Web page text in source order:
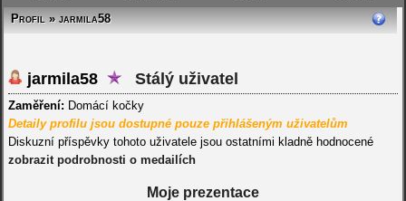
Profil » jarmila58
jarmila58 Stálý uživatel
Zaměření: Domácí kočky
Detaily profilu jsou dostupné pouze přihlášeným uživatelům
Diskuzní příspěvky tohoto uživatele jsou ostatními kladně hodnocené
zobrazit podrobnosti o medailích
Moje prezentace